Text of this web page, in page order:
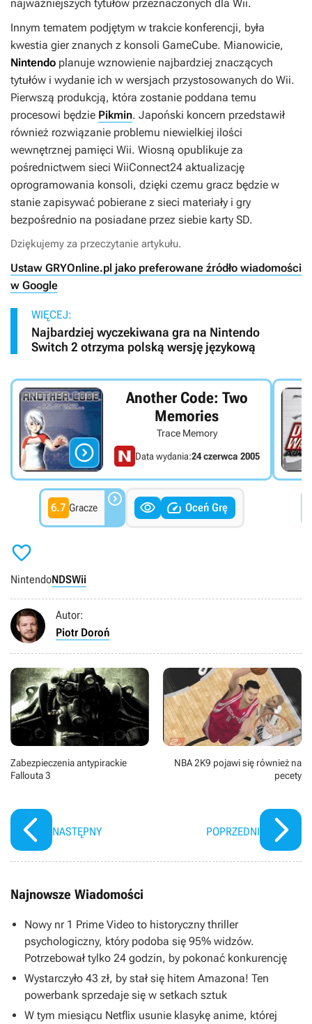
najważniejszych tytułów przeznaczonych dla Wii.
Innym tematem podjętym w trakcie konferencji, była
kwestia gier znanych z konsoli GameCube. Mianowicie,
Nintendo planuje wznowienie najbardziej znaczących
tytułów i wydanie ich w wersjach przystosowanych do Wii.
Pierwszą produkcją, która zostanie poddana temu
procesowi będzie Pikmin. Japoński koncern przedstawił
również rozwiązanie problemu niewielkiej ilości
wewnętrznej pamięci Wii. Wiosną opublikuje za
pośrednictwem sieci WiiConnect24 aktualizację
oprogramowania konsoli, dzięki czemu gracz będzie w
stanie zapisywać pobierane z sieci materiały i gry
bezpośrednio na posiadane przez siebie karty SD.
Dziękujemy za przeczytanie artykułu.
Ustaw GRYOnline.pl jako preferowane źródło wiadomości
w Google
WIĘCEJ:
Najbardziej wyczekiwana gra na Nintendo
Switch 2 otrzyma polską wersję językową

Another Code: Two
Memories
Trace Memory
Data wydania:24 czerwca 2005
6.7 Gracze    Oceń Grę

NintendoNDSWii
Autor:
Piotr Doroń
Zabezpieczenia antypirackie
Fallouta 3
NASTĘPNY
NBA 2K9 pojawi się również na
pecety
POPRZEDNI
Najnowsze Wiadomości
Nowy nr 1 Prime Video to historyczny thriller
psychologiczny, który podoba się 95% widzów.
Potrzebował tylko 24 godzin, by pokonać konkurencję
Wystarczyło 43 zł, by stał się hitem Amazona! Ten
powerbank sprzedaje się w setkach sztuk
W tym miesiącu Netflix usunie klasykę anime, której